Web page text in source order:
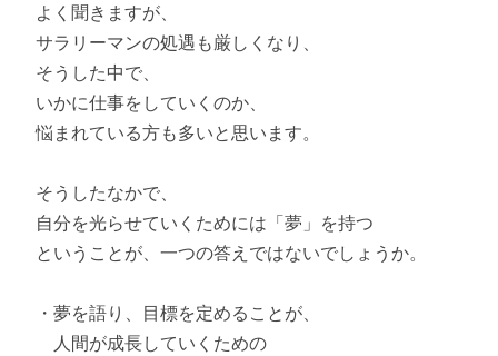
よく聞きますが、
サラリーマンの処遇も厳しくなり、
そうした中で、
いかに仕事をしていくのか、
悩まれている方も多いと思います。
そうしたなかで、
自分を光らせていくためには「夢」を持つ
ということが、一つの答えではないでしょうか。
・夢を語り、目標を定めることが、
人間が成長していくための